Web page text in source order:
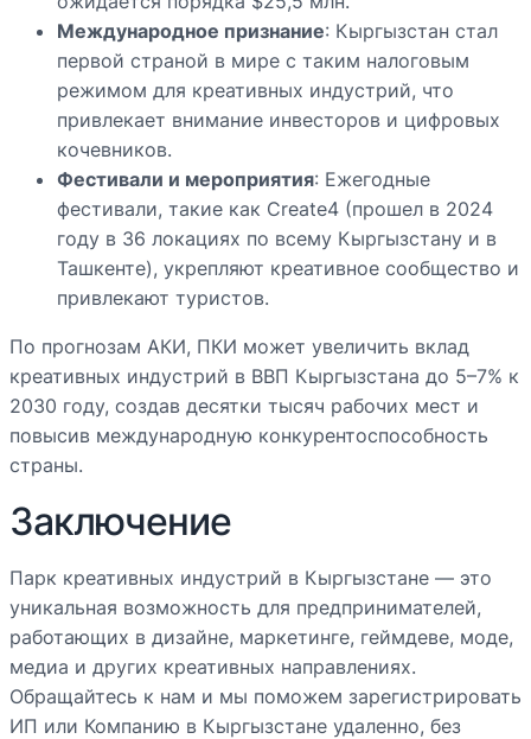
Международное признание: Кыргызстан стал
первой страной в мире с таким налоговым
режимом для креативных индустрий, что
привлекает внимание инвесторов и цифровых
кочевников.
Фестивали и мероприятия: Ежегодные
фестивали, такие как Create4 (прошел в 2024
году в 36 локациях по всему Кыргызстану и в
Ташкенте), укрепляют креативное сообщество и
привлекают туристов.
По прогнозам АКИ, ПКИ может увеличить вклад
креативных индустрий в ВВП Кыргызстана до 5–7% к
2030 году, создав десятки тысяч рабочих мест и
повысив международную конкурентоспособность
страны.
Заключение
Парк креативных индустрий в Кыргызстане — это
уникальная возможность для предпринимателей,
работающих в дизайне, маркетинге, геймдеве, моде,
медиа и других креативных направлениях.
Обращайтесь к нам и мы поможем зарегистрировать
ИП или Компанию в Кыргызстане удаленно, без